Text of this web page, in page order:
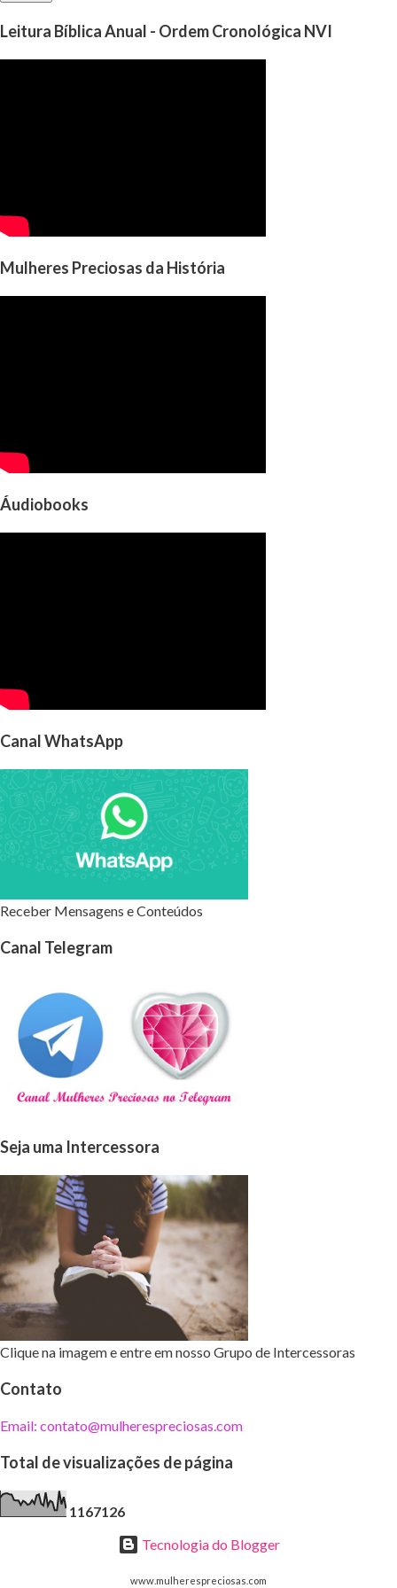
Leitura Bíblica Anual - Ordem Cronológica NVI
Mulheres Preciosas da História
Áudiobooks
Canal WhatsApp
Receber Mensagens e Conteúdos
Canal Telegram
Seja uma Intercessora
Clique na imagem e entre em nosso Grupo de Intercessoras
Contato
Email: contato@mulherespreciosas.com
Total de visualizações de página
1167126
Tecnologia do Blogger
www.mulherespreciosas.com